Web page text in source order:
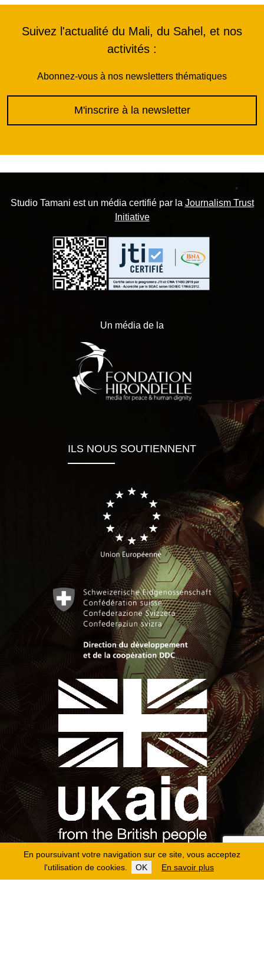
En poursuivant votre navigation sur ce site, vous acceptez
l'utilisation de cookies.
OK En savoir plus
Suivez l'actualité du Mali, du Sahel, et nos
activités :
Abonnez-vous à nos newsletters thématiques
M'inscrire à la newsletter
Studio Tamani est un média certifié par la Journalism Trust
Initiative
Un média de la
ILS NOUS SOUTIENNENT